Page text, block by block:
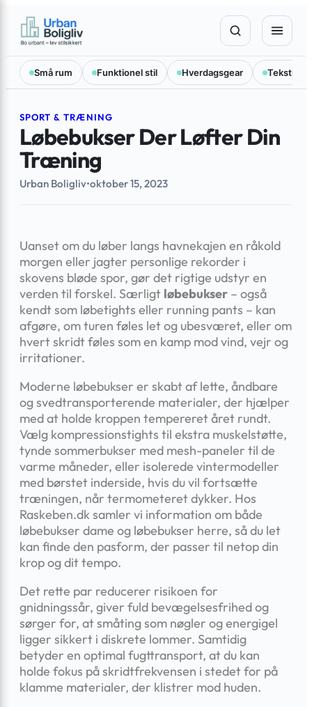
Spring
indhold
Små rum Funktionel stil Hverdagsgear
SPORT & TRÆNING
Løbebukser Der Løfter Din
Træning
Urban Boligliv•oktober 15, 2023
Uanset om du løber langs havnekajen en råkold
morgen eller jagter personlige rekorder i
skovens bløde spor, gør det rigtige udstyr en
verden til forskel. Særligt løbebukser – også
kendt som løbetights eller running pants – kan
afgøre, om turen føles let og ubesværet, eller om
hvert skridt føles som en kamp mod vind, vejr og
irritationer.
Moderne løbebukser er skabt af lette, åndbare
og svedtransporterende materialer, der hjælper
med at holde kroppen tempereret året rundt.
Vælg kompressionstights til ekstra muskelstøtte,
tynde sommerbukser med mesh-paneler til de
varme måneder, eller isolerede vintermodeller
med børstet inderside, hvis du vil fortsætte
træningen, når termometeret dykker. Hos
Raskeben.dk samler vi information om både
løbebukser dame og løbebukser herre, så du let
kan finde den pasform, der passer til netop din
krop og dit tempo.
Det rette par reducerer risikoen for
gnidningssår, giver fuld bevægelsesfrihed og
sørger for, at småting som nøgler og energigel
ligger sikkert i diskrete lommer. Samtidig
betyder en optimal fugttransport, at du kan
holde fokus på skridtfrekvensen i stedet for på
klamme materialer, der klistrer mod huden.